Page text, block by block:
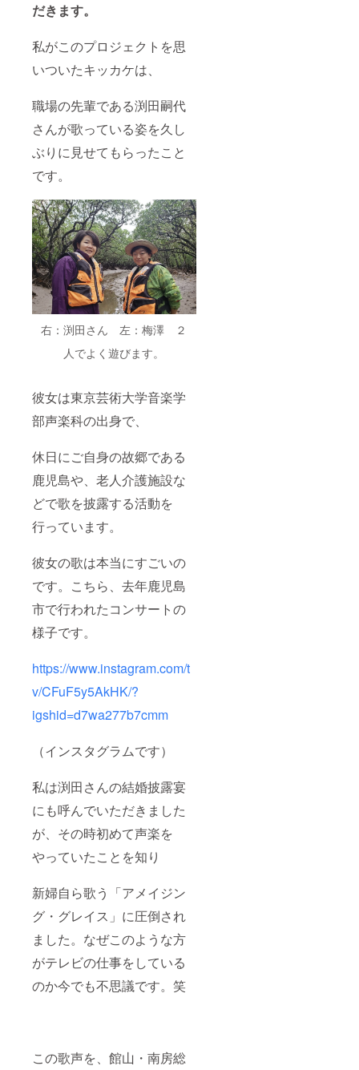
だきます。
私がこのプロジェクトを思
いついたキッカケは、
職場の先輩である渕田嗣代
さんが歌っている姿を久し
ぶりに見せてもらったこと
です。
右：渕田さん 左：梅澤 ２
人でよく遊びます。
彼女は東京芸術大学音楽学
部声楽科の出身で、
休日にご自身の故郷である
鹿児島や、老人介護施設な
どで歌を披露する活動を
行っています。
彼女の歌は本当にすごいの
です。こちら、去年鹿児島
市で行われたコンサートの
様子です。
https://www.instagram.com/t
v/CFuF5y5AkHK/?
igshid=d7wa277b7cmm
（インスタグラムです）
私は渕田さんの結婚披露宴
にも呼んでいただきました
が、その時初めて声楽を
やっていたことを知り
新婦自ら歌う「アメイジン
グ・グレイス」に圧倒され
ました。なぜこのような方
がテレビの仕事をしている
のか今でも不思議です。笑
この歌声を、館山・南房総